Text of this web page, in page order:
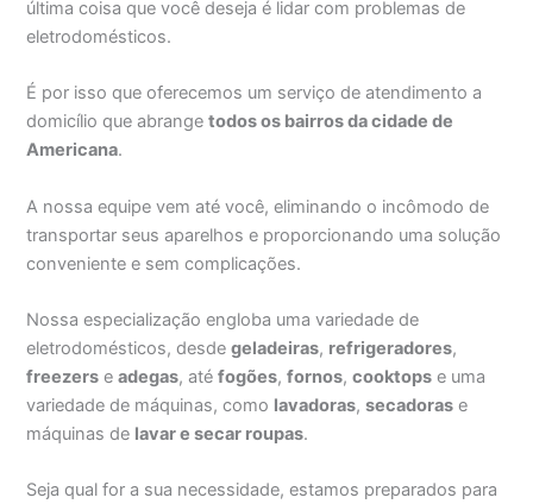
última coisa que você deseja é lidar com problemas de
eletrodomésticos.
É por isso que oferecemos um serviço de atendimento a
domicílio que abrangetodos os bairros da cidade de
Americana.
A nossa equipe vem até você, eliminando o incômodo de
transportar seus aparelhos e proporcionando uma solução
conveniente e sem complicações.
Nossa especialização engloba uma variedade de
eletrodomésticos, desdegeladeiras, refrigeradores,
freezers eadegas, atéfogões,fornos,cooktops e uma
variedade de máquinas, como lavadoras,secadoras e
máquinas de lavar e secar roupas.
Seja qual for a sua necessidade, estamos preparados para